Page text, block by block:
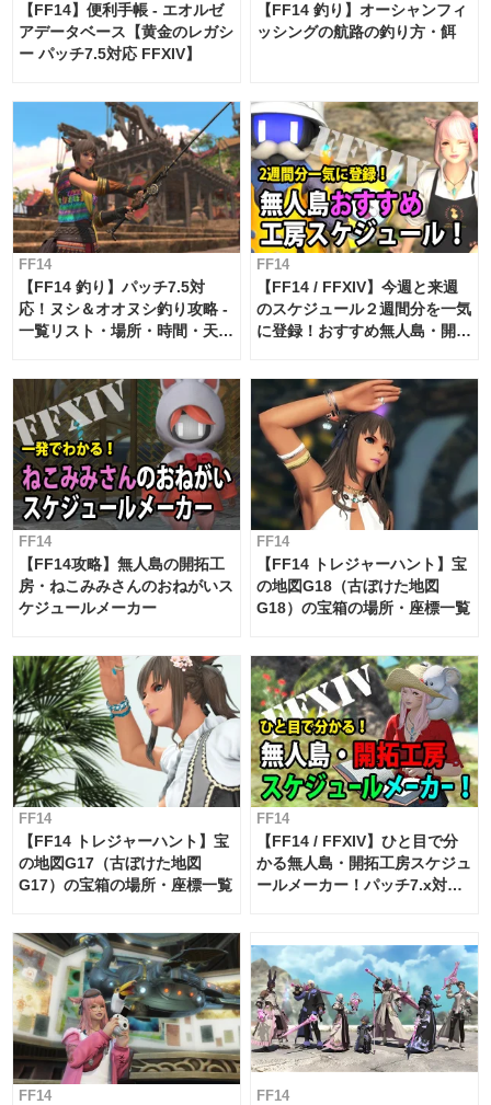
【FF14】便利手帳 - エオルゼ
アデータベース【黄金のレガシ
ー パッチ7.5対応 FFXIV】
【FF14 釣り】オーシャンフィ
ッシングの航路の釣り方・餌
FF14
【FF14 釣り】パッチ7.5対
応！ヌシ＆オオヌシ釣り攻略 -
一覧リスト・場所・時間・天
FF14
【FF14 / FFXIV】今週と来週
のスケジュール２週間分を一気
に登録！おすすめ無人島・開拓
FF14
【FF14攻略】無人島の開拓工
房・ねこみみさんのおねがいス
ケジュールメーカー
FF14
【FF14 トレジャーハント】宝
の地図G18（古ぼけた地図
G18）の宝箱の場所・座標一覧
FF14
【FF14 トレジャーハント】宝
の地図G17（古ぼけた地図
G17）の宝箱の場所・座標一覧
FF14
【FF14 / FFXIV】ひと目で分
かる無人島・開拓工房スケジュ
ールメーカー！パッチ7.x対応
FF14 FF14